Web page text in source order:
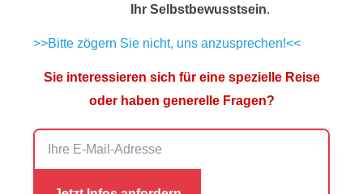
Ihr Selbstbewusstsein.
>>Bitte zögern Sie nicht, uns anzusprechen!<<
Sie interessieren sich für eine spezielle Reise
oder haben generelle Fragen?